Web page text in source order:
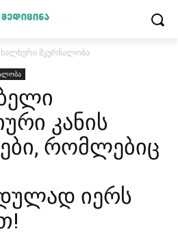
მკურნალობა
კანის
რომლებიც
იერს